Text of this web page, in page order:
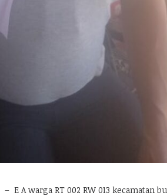
– E A warga RT 002 RW 013 kecamatan